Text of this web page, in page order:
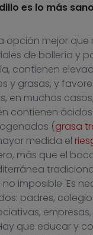
es lo más
opción mejor que
de bollería y
contienen
y grasas, y
en muchos
contienen
(grasa
medida el
más que el
imposible. Es
padres,
empresas,
que educar y